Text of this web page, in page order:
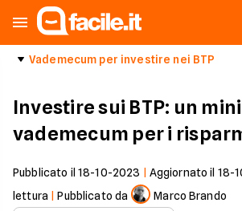
Vademecum per investire nei BTP
Investire sui BTP: un
vademecum per i
Pubblicato il 18-10-2023 Aggiornato il 18-
lettura |Pubblicato da
Marco Brando